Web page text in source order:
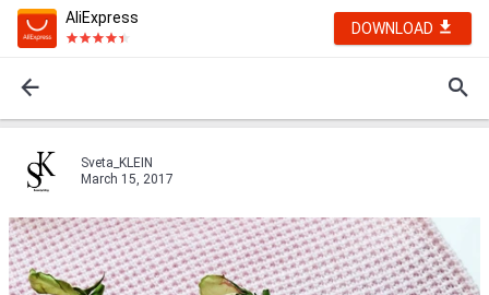
AliExpress
DOWNLOAD
Sveta_KLEIN
March 15, 2017